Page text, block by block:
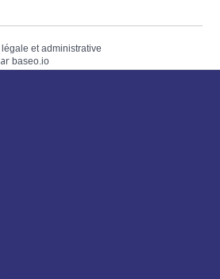
et administrative
baseo.io